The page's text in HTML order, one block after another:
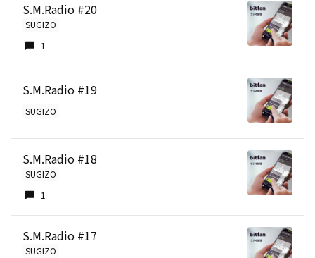
S.M.Radio #20
SUGIZO
1
S.M.Radio #19
SUGIZO
S.M.Radio #18
SUGIZO
1
S.M.Radio #17
SUGIZO